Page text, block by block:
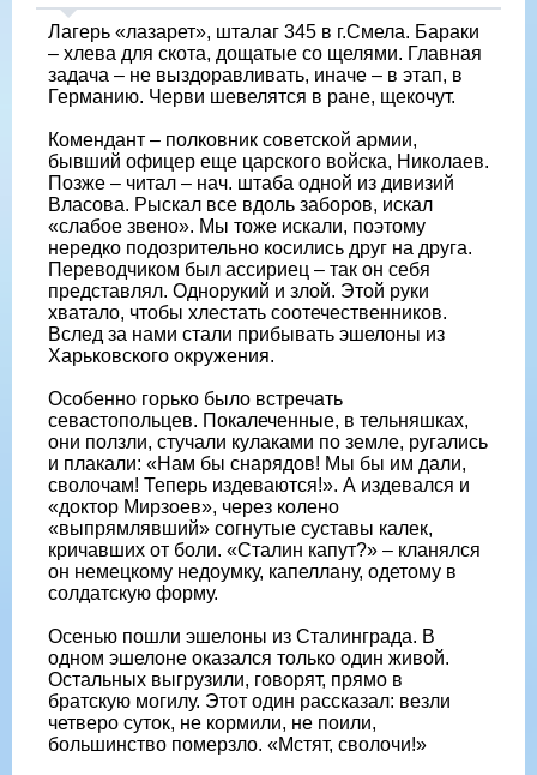
Лагерь «лазарет», шталаг 345 в г.Смела. Бараки
– хлева для скота, дощатые со щелями. Главная
задача – не выздоравливать, иначе – в этап, в
Германию. Черви шевелятся в ране, щекочут.
Комендант – полковник советской армии,
бывший офицер еще царского войска, Николаев.
Позже – читал – нач. штаба одной из дивизий
Власова. Рыскал все вдоль заборов, искал
«слабое звено». Мы тоже искали, поэтому
нередко подозрительно косились друг на друга.
Переводчиком был ассириец – так он себя
представлял. Однорукий и злой. Этой руки
хватало, чтобы хлестать соотечественников.
Вслед за нами стали прибывать эшелоны из
Харьковского окружения.
Особенно горько было встречать
севастопольцев. Покалеченные, в тельняшках,
они ползли, стучали кулаками по земле, ругались
и плакали: «Нам бы снарядов! Мы бы им дали,
сволочам! Теперь издеваются!». А издевался и
«доктор Мирзоев», через колено
«выпрямлявший» согнутые суставы калек,
кричавших от боли. «Сталин капут?» – кланялся
он немецкому недоумку, капеллану, одетому в
солдатскую форму.
Осенью пошли эшелоны из Сталинграда. В
одном эшелоне оказался только один живой.
Остальных выгрузили, говорят, прямо в
братскую могилу. Этот один рассказал: везли
четверо суток, не кормили, не поили,
большинство померзло. «Мстят, сволочи!»